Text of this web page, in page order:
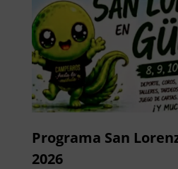
Programa San
2026